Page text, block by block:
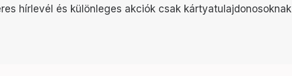
hírlevél és különleges akciók csak kártyatulajdonosoknak